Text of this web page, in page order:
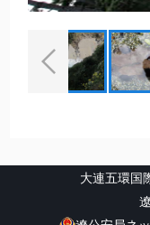
大連五環国